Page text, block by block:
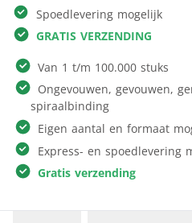
Spoedlevering mogelijk
GRATIS VERZENDING
Van 1 t/m 100.000 stuks
Ongevouwen, gevouwen,
spiraalbinding
Eigen aantal en formaat
Express- en spoedlevering
Gratis verzending